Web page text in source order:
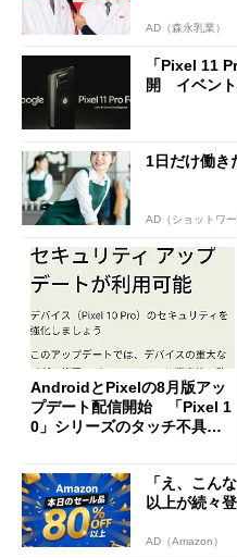
AD（森永乳業）
「Pixel 11
開 イベント
1日だけ働き
AD（ショットワー
AndroidとPixelの8月版アッ
プデート配信開始 「Pixel 1
0」シリーズのタッチ不具合
「え、こん
以上が続々
AD（Amazon）